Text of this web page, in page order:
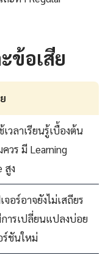
ข้อเสีย
เวลาเรียนรู้เบื้องต้น
วร มี Learning
สูง
จอร์อาจยังไม่เสถียร
ารเปลี่ยนแปลงบ่อย
ร์ชันใหม่